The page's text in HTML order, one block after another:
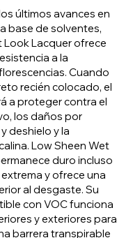
últimos avances en
base de solventes,
Look Lacquer ofrece
a la
Cuando
recién colocado, el
a proteger contra el
los daños por
deshielo y la
Low Sheen Wet
duro incluso
y ofrece una
al desgaste. Su
con VOC funciona
y exteriores para
barrera transpirable